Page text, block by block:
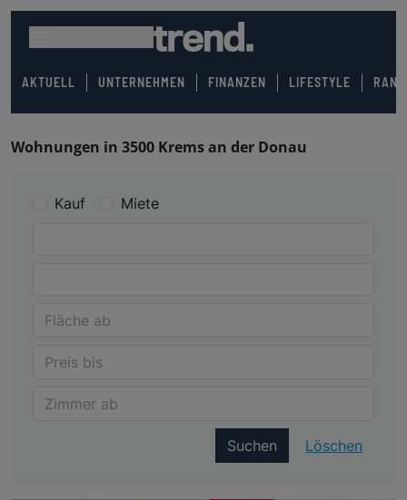
AKTUELL UNTERNEHMEN FINANZEN LIFESTYLE
Wohnungen in 3500 Krems an der Donau
Kauf Miete
Suchen Löschen